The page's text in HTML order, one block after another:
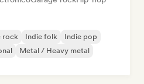
rock Indie folk
Indie pop
Metal / Heavy metal